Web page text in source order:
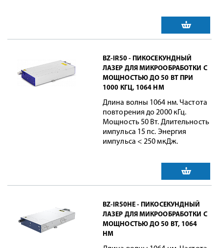
BZ-IR50 - ПИКОСЕКУНДНЫЙ
ЛАЗЕР ДЛЯ МИКРООБРАБОТКИ С
МОЩНОСТЬЮ ДО 50 ВТ ПРИ
1000 КГЦ, 1064 НМ
Длина волны 1064 нм. Частота
повторения до 2000 кГц.
Мощность 50 Вт. Длительность
импульса 15 пс. Энергия
импульса < 250 мкДж.
BZ-IR50HE - ПИКОСЕКУНДНЫЙ
ЛАЗЕР ДЛЯ МИКРООБРАБОТКИ С
МОЩНОСТЬЮ ДО 50 ВТ, 1064
НМ